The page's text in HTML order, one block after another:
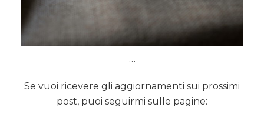
…
Se vuoi ricevere gli aggiornamenti sui prossimi
post, puoi seguirmi sulle pagine: